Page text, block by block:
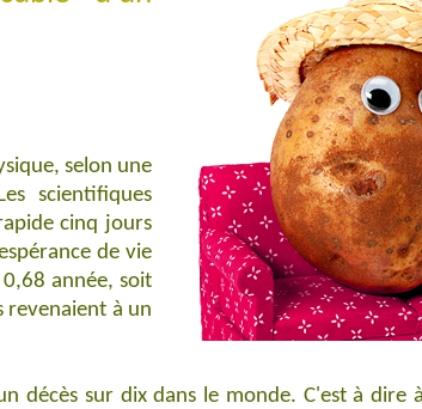
selon une
scientifiques
cinq jours
de vie
année, soit
revenaient à un
décès sur dix dans le monde. C'est à